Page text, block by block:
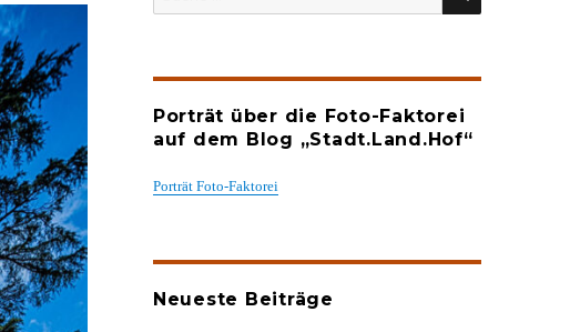
Porträt über die Foto-Faktorei
auf dem Blog „Stadt.Land.Hof“
Porträt Foto-Faktorei
Neueste Beiträge